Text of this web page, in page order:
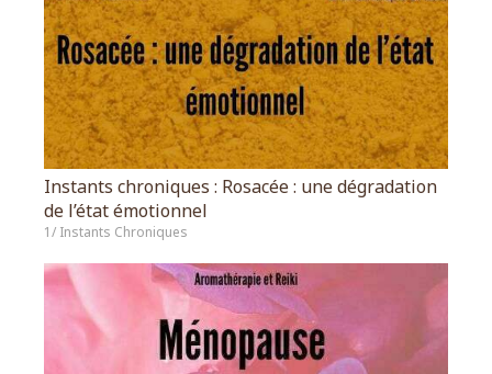
Instants chroniques : Rosacée : une dégradation
de l’état émotionnel
1/ Instants Chroniques